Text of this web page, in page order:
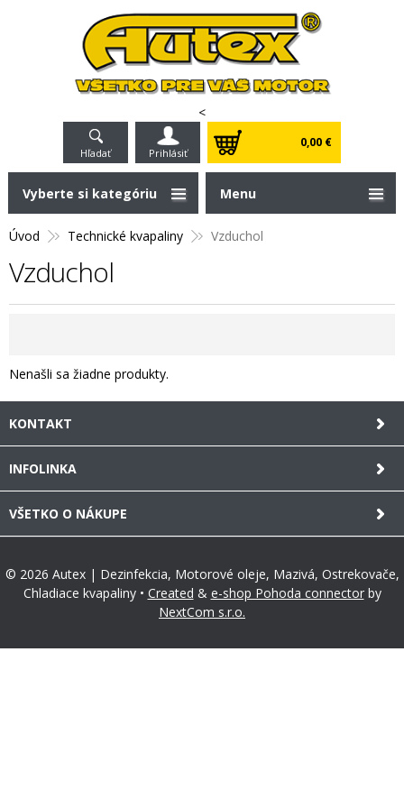
<
Hľadať Prihlásiť
0,00 €
Úvod Technické kvapaliny Vzduchol
Vzduchol
Nenašli sa žiadne produkty.
Vyberte si kategóriu Menu
KONTAKT
INFOLINKA
VŠETKO O NÁKUPE
© 2026 Autex | Dezinfekcia, Motorové oleje, Mazivá, Ostrekovače,
Chladiace kvapaliny • Created & e-shop Pohoda connectorby
NextCom s.r.o.